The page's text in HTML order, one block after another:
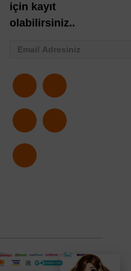
için kayıt
olabilirsiniz..